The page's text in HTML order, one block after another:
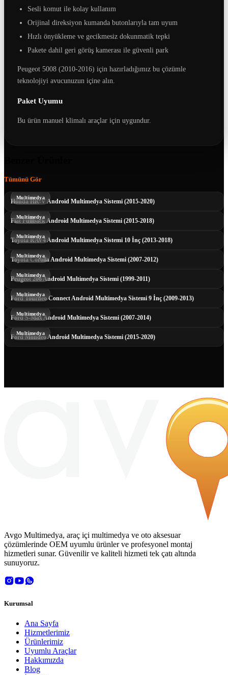
Sesli komut ile kolay kullanım
Orijinal direksiyon kumanda butonlarıyla tam uyum
Hızlı önyükleme ve gecikmesiz dokunmatik tepki
Pakete dahil geri görüş kamerası ile güvenli park
Peugeot 5008 (2010-2016) için hazırladığımız bu çözümle
teknolojiyi avucunuzun içine alın.
Paket Uyumu
Bu ürün manuel klimalı araçlar için uygundur.
Tümünü Gör
Honda HR-V Android Multimedya Sistemi (2015-2020)
Multimedya
Fiat Fullback Android Multimedya Sistemi (2015-2018)
Multimedya
Toyota RAV4 Android Multimedya Sistemi 10 İnç (2013-2018)
Multimedya
Toyota Corolla Android Multimedya Sistemi (2007-2012)
Multimedya
Peugeot 206 Android Multimedya Sistemi (1999-2011)
Multimedya
Ford Tourneo Connect Android Multimedya Sistemi 9 İnç (2009-2013)
Multimedya
Ford S-Max Android Multimedya Sistemi (2007-2014)
Multimedya
Ford Mondeo Android Multimedya Sistemi (2015-2020)
Multimedya
Avgo Multimedya, araç içi multimedya ve oto aksesuar
çözümlerinde OEM uyumlu ürünler ve profesyonel montaj
hizmetleri sunar. Güvenilir ve kaliteli hizmeti tek çatı altında
sunuyoruz.
Kurumsal
Ana Sayfa
Hizmetlerimiz
Ürünlerimiz
Uyumlu Araçlar
Hakkımızda
Blog